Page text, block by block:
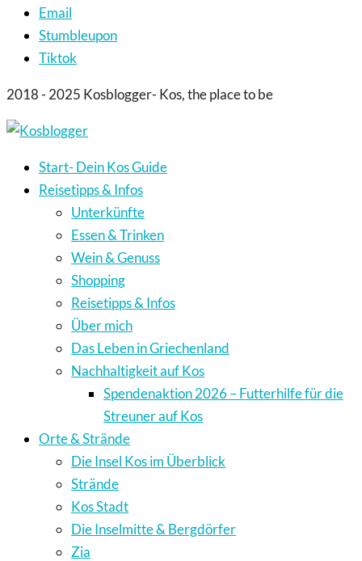
Email
Stumbleupon
Tiktok
2018 - 2025 Kosblogger- Kos, the place to be
Start- Dein Kos Guide
Reisetipps & Infos
Unterkünfte
Essen & Trinken
Wein & Genuss
Shopping
Reisetipps & Infos
Über mich
Das Leben in Griechenland
Nachhaltigkeit auf Kos
Spendenaktion 2026 – Futterhilfe für die
Streuner auf Kos
Orte & Strände
Die Insel Kos im Überblick
Strände
Kos Stadt
Die Inselmitte & Bergdörfer
Zia